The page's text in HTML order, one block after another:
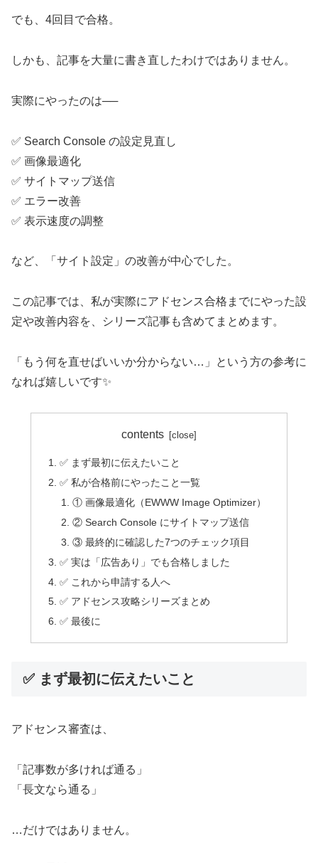
でも、4回目で合格。
しかも、記事を大量に書き直したわけではありません。
実際にやったのは──
✅ Search Console の設定見直し
✅ 画像最適化
✅ サイトマップ送信
✅ エラー改善
✅ 表示速度の調整
など、「サイト設定」の改善が中心でした。
この記事では、私が実際にアドセンス合格までにやった設
定や改善内容を、シリーズ記事も含めてまとめます。
「もう何を直せばいいか分からない…」という方の参考に
なれば嬉しいです✨
contents
✅ まず最初に伝えたいこと
✅ 私が合格前にやったこと一覧
① 画像最適化（EWWW Image Optimizer）
② Search Console にサイトマップ送信
③ 最終的に確認した7つのチェック項目
✅ 実は「広告あり」でも合格しました
✅ これから申請する人へ
✅ アドセンス攻略シリーズまとめ
✅ 最後に
✅ まず最初に伝えたいこと
アドセンス審査は、
「記事数が多ければ通る」
「長文なら通る」
…だけではありません。